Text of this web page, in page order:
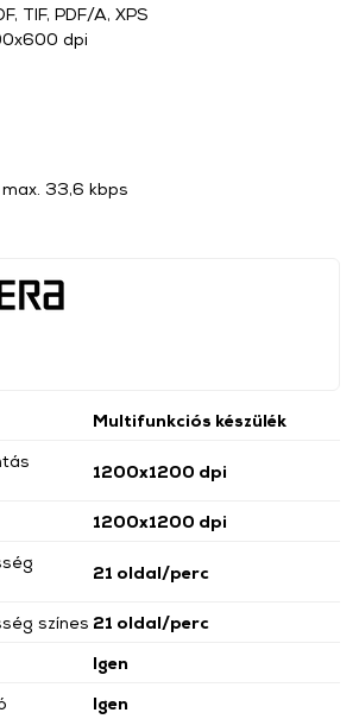
Multifunkciós készülék
1200x1200 dpi
1200x1200 dpi
21 oldal/perc
színes 21 oldal/perc
Igen
Igen
TIF, PDF/A, XPS
dpi
33,6 kbps